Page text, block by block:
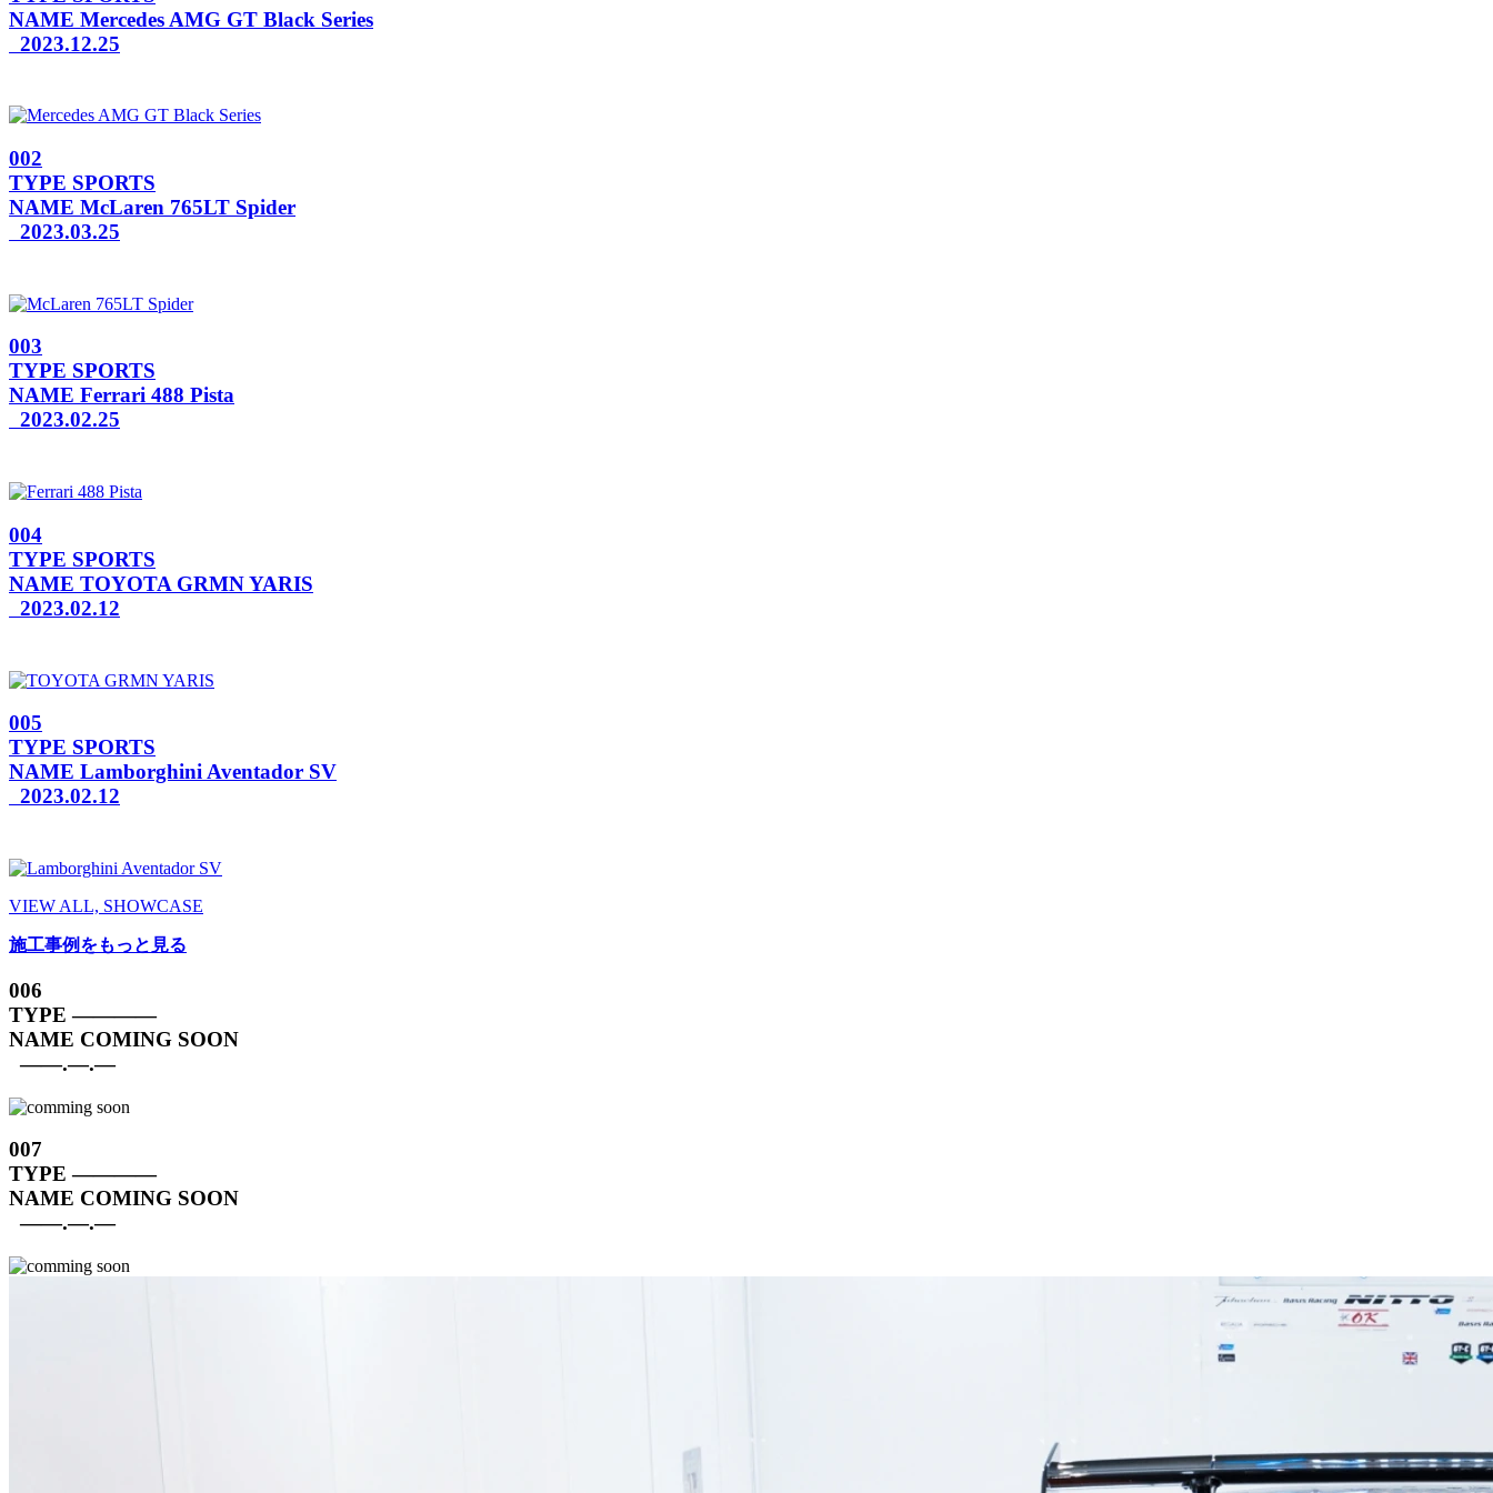
NAME Mercedes AMG GT Black Series
2023.12.25
002
TYPE SPORTS
NAME McLaren 765LT Spider
2023.03.25
003
TYPE SPORTS
NAME Ferrari 488 Pista
2023.02.25
004
TYPE SPORTS
NAME TOYOTA GRMN YARIS
2023.02.12
005
TYPE SPORTS
NAME Lamborghini Aventador SV
2023.02.12
VIEW ALL, SHOWCASE
施工事例をもっと見る
006
TYPE ————
NAME COMING SOON
——.—.—
007
TYPE ————
NAME COMING SOON
——.—.—